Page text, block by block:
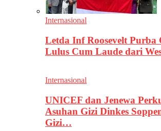
Internasional
Letda Inf Roosevelt Purba
Lulus Cum Laude dari
Internasional
UNICEF dan Jenewa
Asuhan Gizi Dinkes
Gizi…